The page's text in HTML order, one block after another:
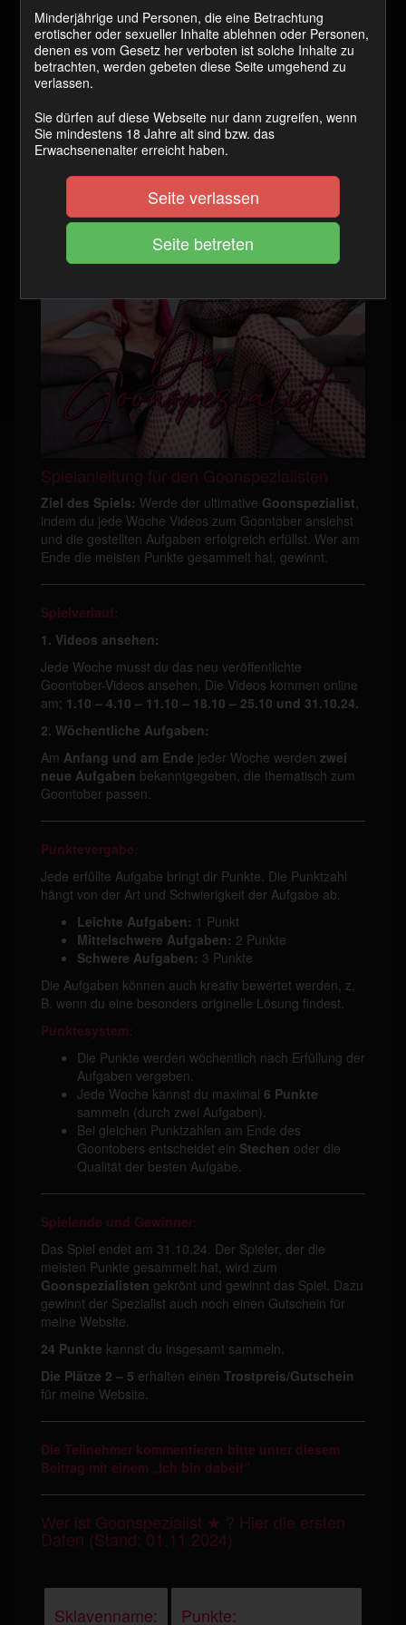
Jede Woche Montag und Mittwoch(1.10in Clip 1
7.10 – 9.10 – 14.10 – 16.10 – 21.10 – 23.10 – 28.10 –
30.10.24)
Der Goonspezialist
(beendet)
Spielanleitung für den Goonspezialisten
Ziel des Spiels: Werde der ultimative Goonspezialist,
indem du jede Woche Videos zum Goontober ansiehst
und die gestellten Aufgaben erfolgreich erfüllst. Wer am
Ende die meisten Punkte gesammelt hat, gewinnt.
Spielverlauf:
1. Videos ansehen:
Jede Woche musst du das neu veröffentlichte
Goontober-Videos ansehen. Die Videos kommen online
am; 1.10 – 4.10 – 11.10 – 18.10 – 25.10 und 31.10.24.
2. Wöchentliche Aufgaben:
Am Anfang und am Ende jeder Woche werden zwei
neue Aufgaben bekanntgegeben, die thematisch zum
Goontober passen.
Punktevergabe:
Jede erfüllte Aufgabe bringt dir Punkte. Die Punktzahl
hängt von der Art und Schwierigkeit der Aufgabe ab.
Leichte Aufgaben: 1 Punkt
Mittelschwere Aufgaben: 2 Punkte
Schwere Aufgaben: 3 Punkte
Die Aufgaben können auch kreativ bewertet werden, z.
B. wenn du eine besonders originelle Lösung findest.
Punktesystem:
Die Punkte werden wöchentlich nach Erfüllung der
Aufgaben vergeben.
Jede Woche kannst du maximal 6 Punkte
sammeln (durch zwei Aufgaben).
Bei gleichen Punktzahlen am Ende des
Goontobers entscheidet ein Stechen oder die
Qualität der besten Aufgabe.
Spielende und Gewinner:
Das Spiel endet am 31.10.24. Der Spieler, der die
meisten Punkte gesammelt hat, wird zum
Goonspezialisten gekrönt und gewinnt das Spiel. Dazu
gewinnt der Spezialist auch noch einen Gutschein für
meine Website.
24 Punkte kannst du insgesamt sammeln.
Die Plätze 2 – 5 erhalten einen Trostpreis/Gutschein
für meine Website.
Die Teilnehmer kommentieren bitte unter diesem
Beitrag mit einem „Ich bin dabei!“
Wer ist Goonspezialist ★ ? Hier die ersten
Daten (Stand: 01.11.2024)
Sklavenname: Punkte:
Minderjährige und Personen, die eine Betrachtung
erotischer oder sexueller Inhalte ablehnen oder Personen,
denen es vom Gesetz her verboten ist solche Inhalte zu
betrachten, werden gebeten diese Seite umgehend zu
verlassen.
Sie dürfen auf diese Webseite nur dann zugreifen, wenn
Sie mindestens 18 Jahre alt sind bzw. das
Erwachsenenalter erreicht haben.
Seite verlassen